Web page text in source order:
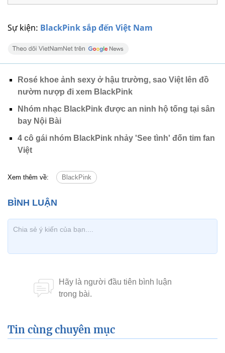
Sự kiện: BlackPink sắp đến Việt Nam
Rosé khoe ảnh sexy ở hậu trường, sao Việt lên đồ
nườm nượp đi xem BlackPink
Nhóm nhạc BlackPink được an ninh hộ tống tại sân
bay Nội Bài
4 cô gái nhóm BlackPink nhảy 'See tình' đốn tim fan
Việt
Xem thêm về: BlackPink
Tin cùng chuyên mục